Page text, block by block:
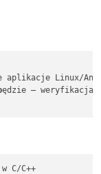
aplikacje Linux/
C/C++